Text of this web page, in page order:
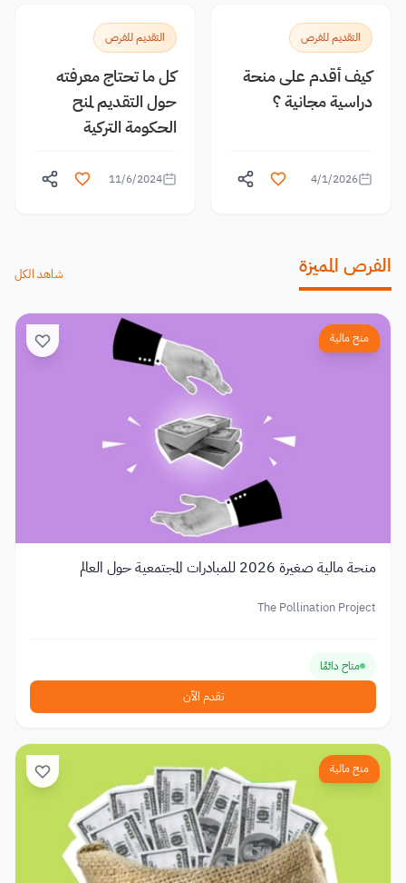
التقديم للفرص
كيف أقدم على منحة
دراسية مجانية ؟
4/1/2026
التقديم للفرص
كل ما تحتاج معرفته
حول التقديم لمنح
الحكومة التركية
11/6/2024
الفرص المميزة شاهد الكل
منح مالية
منحة مالية صغيرة 2026 للمبادرات المجتمعية حول العالم
The Pollination Project
متاح دائمًا
تقدم الآن
منح مالية